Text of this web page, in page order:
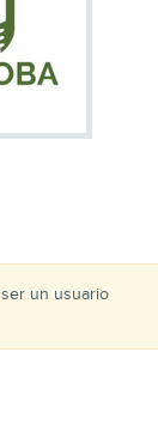
ser un usuario